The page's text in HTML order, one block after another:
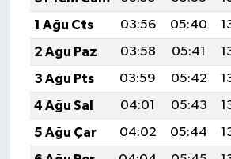
1 Ağu Cts
03:56 05:40
2 Ağu Paz
03:58 05:41
3 Ağu Pts
03:59 05:42
4 Ağu Sal
04:01 05:43
5 Ağu Çar
04:02 05:44